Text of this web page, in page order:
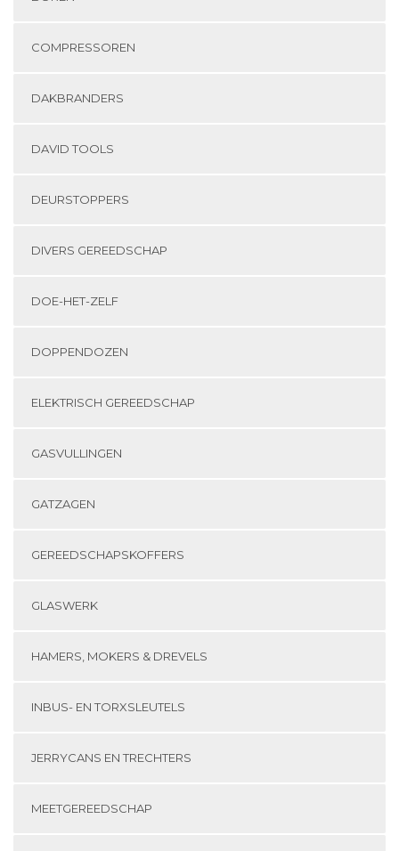
COMPRESSOREN
DAKBRANDERS
DAVID TOOLS
DEURSTOPPERS
DIVERS GEREEDSCHAP
DOE-HET-ZELF
DOPPENDOZEN
ELEKTRISCH GEREEDSCHAP
GASVULLINGEN
GATZAGEN
GEREEDSCHAPSKOFFERS
GLASWERK
HAMERS, MOKERS & DREVELS
INBUS- EN TORXSLEUTELS
JERRYCANS EN TRECHTERS
MEETGEREEDSCHAP